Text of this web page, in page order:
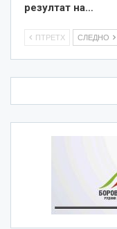
резултат на…
ПТРЕТХ СЛЕДНО